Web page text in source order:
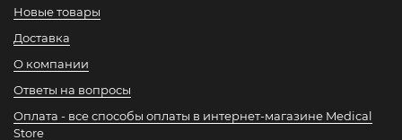
Новые товары
Доставка
О компании
Ответы на вопросы
Оплата - все способы оплаты в интернет-магазине Medical
Store